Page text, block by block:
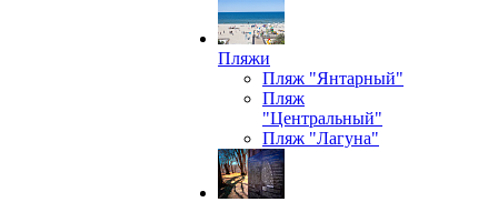
Пляжи
Пляж "Янтарный"
Пляж
"Центральный"
Пляж "Лагуна"